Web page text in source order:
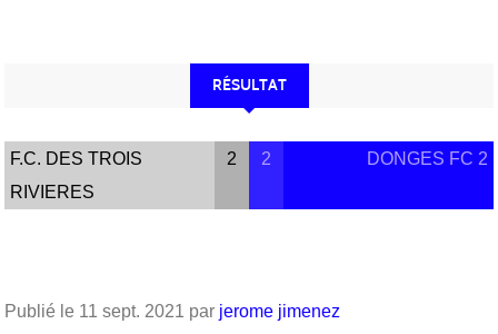
RÉSULTAT
F.C. DES TROIS
RIVIERES
2 2 DONGES FC 2
Publié le 11 sept. 2021 par jerome jimenez